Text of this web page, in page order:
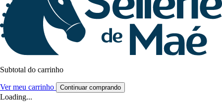
Subtotal do carrinho
Ver meu carrinho Continuar comprando
Loading...